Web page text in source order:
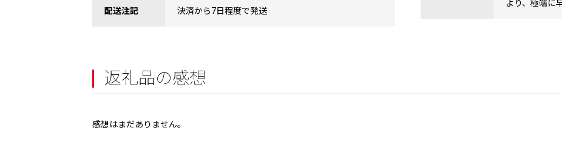
配送注記 決済から7日程度で発送
より、極端に
返礼品の感想
感想はまだありません。